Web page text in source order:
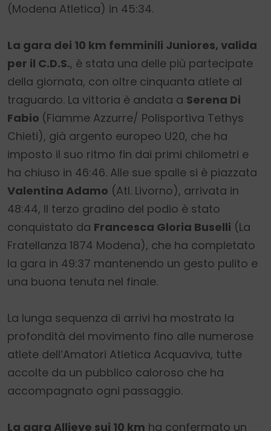
(Modena Atletica) in 45:34.
La gara dei 10 km femminili Juniores, valida
per il C.D.S., è stata una delle più partecipate
della giornata, con oltre cinquanta atlete al
traguardo. La vittoria è andata a Serena Di
Fabio (Fiamme Azzurre/ Polisportiva Tethys
Chieti), già argento europeo U20, che ha
imposto il suo ritmo fin dai primi chilometri e
ha chiuso in 46:46. Alle sue spalle si è piazzata
Valentina Adamo (Atl. Livorno), arrivata in
48:44, Il terzo gradino del podio è stato
conquistato da Francesca Gloria Buselli (La
Fratellanza 1874 Modena), che ha completato
la gara in 49:37 mantenendo un gesto pulito e
una buona tenuta nel finale.
La lunga sequenza di arrivi ha mostrato la
profondità del movimento fino alle numerose
atlete dell’Amatori Atletica Acquaviva, tutte
accolte da un pubblico caloroso che ha
accompagnato ogni passaggio.
La gara Allieve sui 10 km ha confermato un